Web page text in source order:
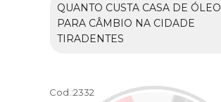
QUANTO CUSTA CASA DE ÓLEO
PARA CÂMBIO NA CIDADE
TIRADENTES
Cod.:2332